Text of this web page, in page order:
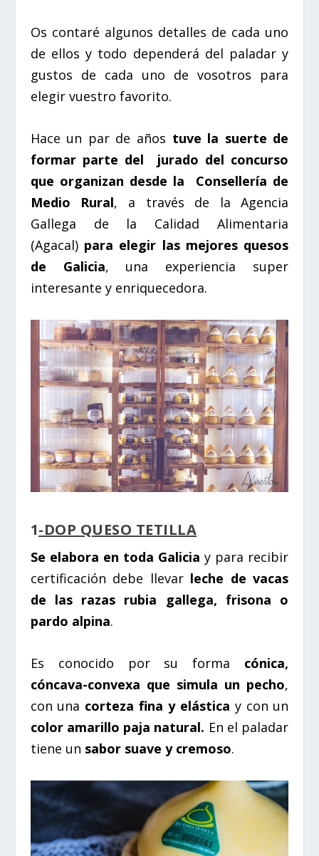
Os contaré algunos detalles de cada uno
de ellos y todo dependerá del paladar y
gustos de cada uno de vosotros para
elegir vuestro favorito.
Hace un par de años tuve la suerte de
formar parte del jurado del concurso
que organizan desde la
Consellería de
Medio Rural, a través de la Agencia
Gallega de la Calidad Alimentaria
(Agacal) para elegir las mejores quesos
de Galicia, una experiencia super
interesante y enriquecedora.
1-DOP QUESO TETILLA
Se elabora en toda Galicia y para recibir
certificación debe llevar leche de vacas
de las razas rubia gallega, frisona o
pardo alpina.
Es conocido por su forma cónica,
cóncava-convexa que simula un pecho,
con una corteza fina y elástica y con un
color amarillo paja natural. En el paladar
tiene un sabor suave y cremoso.